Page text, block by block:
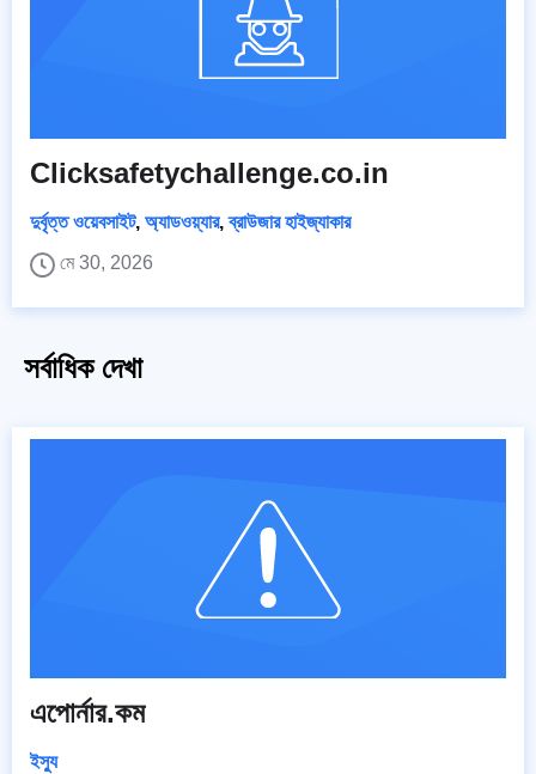
Clicksafetychallenge.co.in
দুর্বৃত্ত ওয়েবসাইট, অ্যাডওয়্যার,ব্রাউজার হাইজ্যাকার
মে 30, 2026
সর্বাধিক দেখা
এপোর্নার.কম
ইস্যু